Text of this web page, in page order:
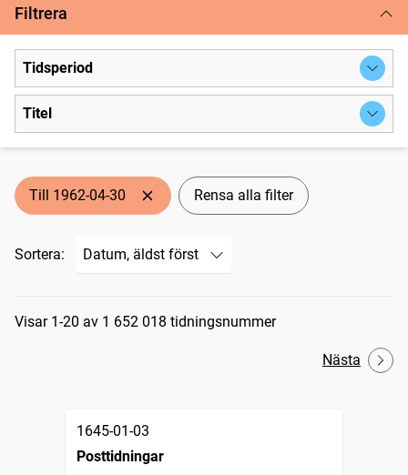
Filtrera
Tidsperiod
Titel
Till 1962-04-30 Rensa alla filter
Sortera:
Sökresultat
Visar 1-20 av 1 652 018 tidningsnummer
Nästa
1645-01-03
Posttidningar